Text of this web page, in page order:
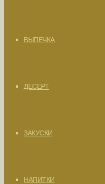
ВЫПЕЧКА
ДЕСЕРТ
ЗАКУСКИ
НАПИТКИ